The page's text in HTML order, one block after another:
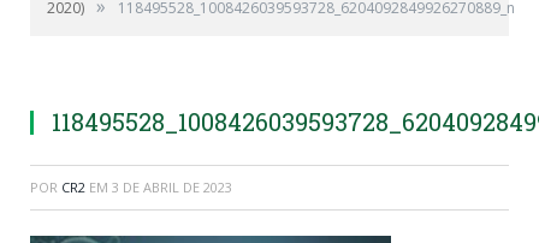
2020) » 118495528_1008426039593728_6204092849926270889_n
POR CR2 EM 3 DE ABRIL DE 2023